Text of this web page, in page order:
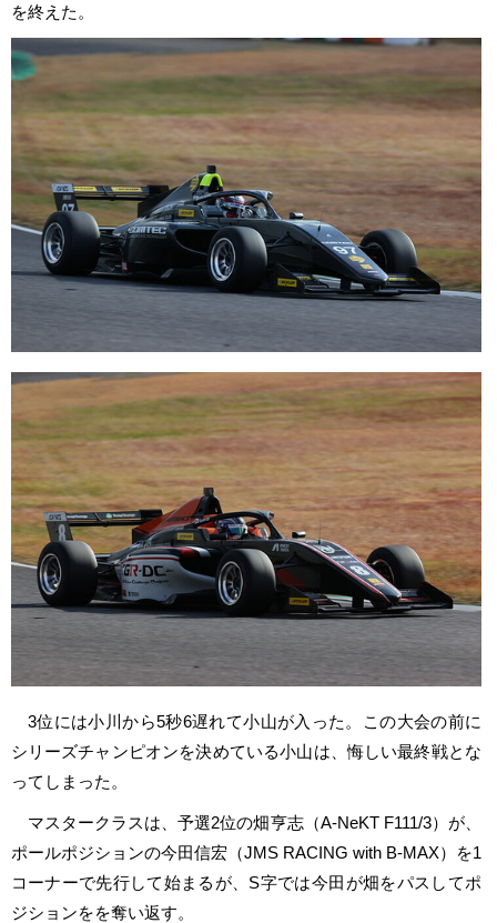
を終えた。
3位には小川から5秒6遅れて小山が入った。この大会の前に
シリーズチャンピオンを決めている小山は、悔しい最終戦とな
ってしまった。
マスタークラスは、予選2位の畑亨志（A-NeKT F111/3）が、
ポールポジションの今田信宏（JMS RACING with B-MAX）を1
コーナーで先行して始まるが、S字では今田が畑をパスしてポ
ジションをを奪い返す。